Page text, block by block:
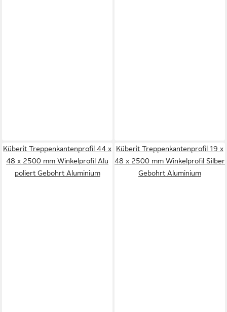
Küberit Treppenkantenprofil 44 x
48 x 2500 mm Winkelprofil Alu
poliert Gebohrt Aluminium
Küberit Treppenkantenprofil 19 x
48 x 2500 mm Winkelprofil Silber
Gebohrt Aluminium